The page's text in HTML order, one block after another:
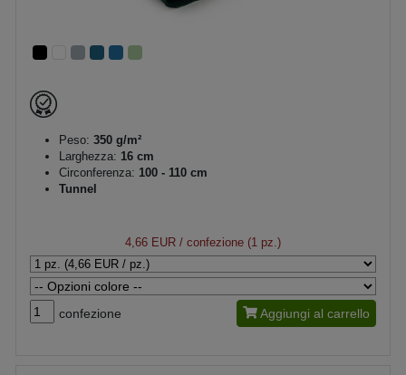
Peso: 350 g/m²
Larghezza: 16 cm
Circonferenza: 100 - 110 cm
Tunnel
4,66 EUR / confezione (1 pz.)
confezione Aggiungi al carrello